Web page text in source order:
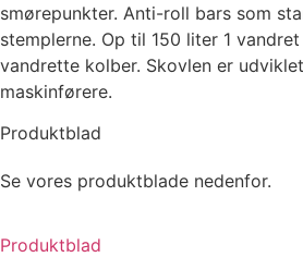
smørepunkter. Anti-roll bars som
stemplerne. Op til 150 liter 1
vandrette kolber. Skovlen er
maskinførere.
Produktblad
Se vores produktblade nedenfor.
Produktblad